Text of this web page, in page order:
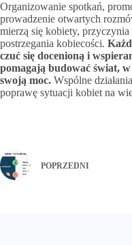
Organizowanie spotkań,
prowadzenie otwartych
mierzą się kobiety, przyczynia
postrzegania kobiecości.
czuć się docenioną i
pomagają budować świat,
swoją moc. Wspólne
poprawę sytuacji kobiet na
POPRZEDNI